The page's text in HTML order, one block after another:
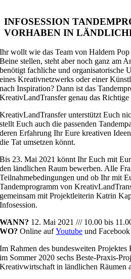
INFOSESSION
VORHABEN IN
Ihr wollt wie das Team von Haldern
Beine stellen, steht aber noch ganz am
benötigt fachliche und organisatorische
eines Kreativnetzwerks oder einer
nach Inspiration? Dann ist das
KreativLandTransfer genau das
KreativLandTransfer unterstützt Euch
stellt Euch auch die passenden
deren Erfahrung Ihr Eure kreativen
die Tat umsetzen könnt.
Bis 23. Mai 2021 könnt Ihr Euch mit
den ländlichen Raum bewerben. Alle
Teilnahmebedingungen und ob Ihr mit
Tandemprogramm von
gemeinsam mit Projektleiterin Katrin
Infosession.
WANN? 12. Mai 2021 /// 10.00 bis
WO? Online aufYoutube und Facebook
Im Rahmen des bundesweiten
im Sommer 2020 sechs Beste-Praxis-
Kreativwirtschaft in ländlichen Räumen